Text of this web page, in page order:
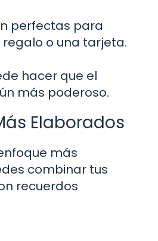
perfectas para
o una tarjeta.
hacer que el
más poderoso.
Elaborados
más
combinar tus
recuerdos